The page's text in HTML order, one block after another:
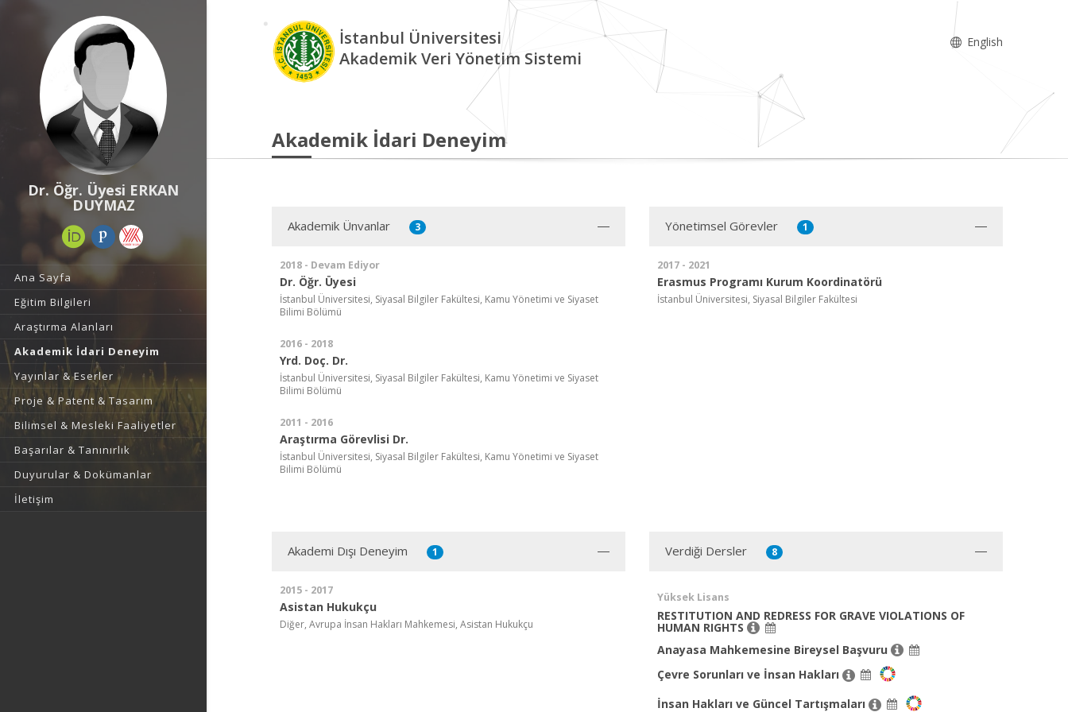
Dr. Öğr. Üyesi ERKAN
DUYMAZ
Ana Sayfa
Eğitim Bilgileri
Araştırma Alanları
Akademik İdari Deneyim
Yayınlar & Eserler
Proje & Patent & Tasarım
Bilimsel & Mesleki Faaliyetler
Başarılar & Tanınırlık
Duyurular & Dokümanlar
İletişim
İstanbul Üniversitesi
Akademik Veri Yönetim Sistemi
English
Akademik İdari Deneyim
Akademik Ünvanlar 3
2018 - Devam Ediyor
Dr. Öğr. Üyesi
İstanbul Üniversitesi, Siyasal Bilgiler Fakültesi, Kamu Yönetimi ve Siyaset
Bilimi Bölümü
2016 - 2018
Yrd. Doç. Dr.
İstanbul Üniversitesi, Siyasal Bilgiler Fakültesi, Kamu Yönetimi ve Siyaset
Bilimi Bölümü
2011 - 2016
Araştırma Görevlisi Dr.
İstanbul Üniversitesi, Siyasal Bilgiler Fakültesi, Kamu Yönetimi ve Siyaset
Bilimi Bölümü
Yönetimsel Görevler 1
2017 - 2021
Erasmus Programı Kurum Koordinatörü
İstanbul Üniversitesi, Siyasal Bilgiler Fakültesi
Akademi Dışı Deneyim 1
2015 - 2017
Asistan Hukukçu
Diğer, Avrupa İnsan Hakları Mahkemesi, Asistan Hukukçu
Verdiği Dersler 8
Yüksek Lisans
RESTITUTION AND REDRESS FOR GRAVE VIOLATIONS OF
HUMAN RIGHTS
Anayasa Mahkemesine Bireysel Başvuru
Çevre Sorunları ve İnsan Hakları
İnsan Hakları ve Güncel Tartışmaları